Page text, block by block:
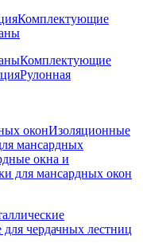
Комплектующие
Комплектующие
Рулонная
оконИзоляционные
мансардных
окна и
для мансардных окон
чердачных лестниц